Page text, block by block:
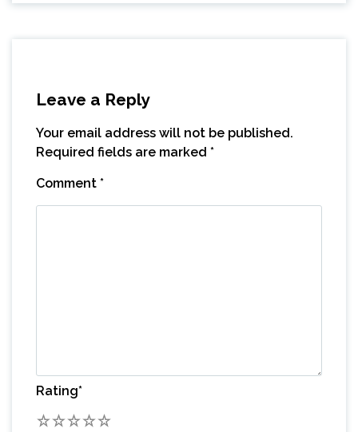
Leave a Reply
Your email address will not be published.
Required fields are marked *
Comment *
Rating*
5
4
3
2